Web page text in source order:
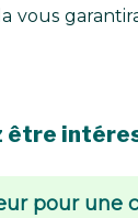
vous
être
pour une